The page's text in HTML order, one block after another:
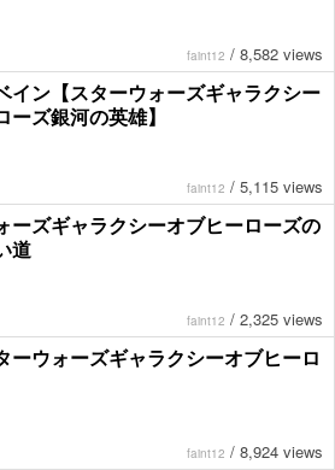
faint12 / 8,582 views
イン【スターウォーズギャラクシー
ーズ銀河の英雄】
faint12 / 5,115 views
ーズギャラクシーオブヒーローズの
道
faint12 / 2,325 views
ーウォーズギャラクシーオブヒーロ
faint12 / 8,924 views